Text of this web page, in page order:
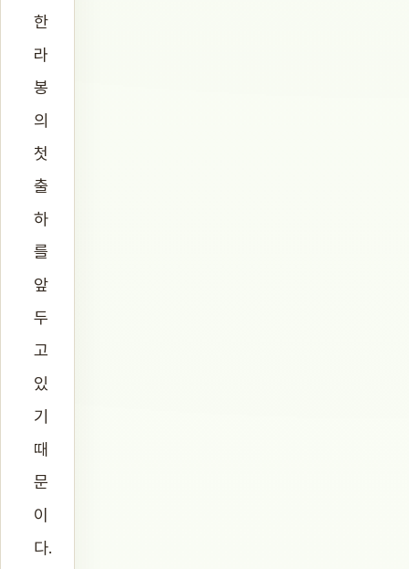
한
라
봉
의
첫
출
하
를
앞
두
고
있
기
때
문
이
다.